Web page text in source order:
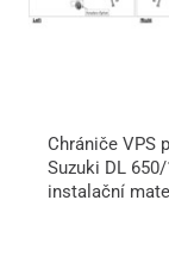
Chrániče VPS
Suzuki DL
instalační